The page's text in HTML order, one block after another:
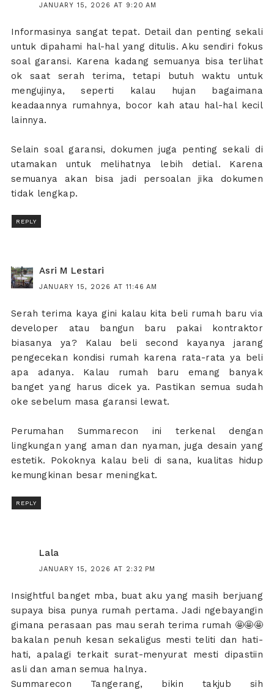
JANUARY 15, 2026 AT 9:20 AM
Informasinya sangat tepat. Detail dan penting sekali
untuk dipahami hal-hal yang ditulis. Aku sendiri fokus
soal garansi. Karena kadang semuanya bisa terlihat
ok saat serah terima, tetapi butuh waktu untuk
mengujinya, seperti kalau hujan bagaimana
keadaannya rumahnya, bocor kah atau hal-hal kecil
lainnya.
Selain soal garansi, dokumen juga penting sekali di
utamakan untuk melihatnya lebih detial. Karena
semuanya akan bisa jadi persoalan jika dokumen
tidak lengkap.
REPLY
Asri M Lestari
JANUARY 15, 2026 AT 11:46 AM
Serah terima kaya gini kalau kita beli rumah baru via
developer atau bangun baru pakai kontraktor
biasanya ya? Kalau beli second kayanya jarang
pengecekan kondisi rumah karena rata-rata ya beli
apa adanya. Kalau rumah baru emang banyak
banget yang harus dicek ya. Pastikan semua sudah
oke sebelum masa garansi lewat.
Perumahan Summarecon ini terkenal dengan
lingkungan yang aman dan nyaman, juga desain yang
estetik. Pokoknya kalau beli di sana, kualitas hidup
kemungkinan besar meningkat.
REPLY
Lala
JANUARY 15, 2026 AT 2:32 PM
Insightful banget mba, buat aku yang masih berjuang
supaya bisa punya rumah pertama. Jadi ngebayangin
gimana perasaan pas mau serah terima rumah 🤩🤩🤩
bakalan penuh kesan sekaligus mesti teliti dan hati-
hati, apalagi terkait surat-menyurat mesti dipastiin
asli dan aman semua halnya.
Summarecon Tangerang, bikin takjub sih